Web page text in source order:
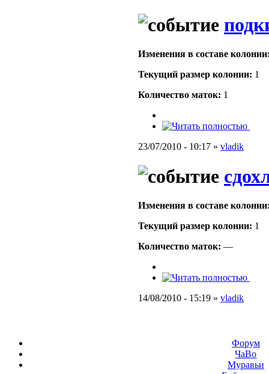
Изменения в составе
Текущий размер кoлонии: 1
Количество маток: 1
23/07/2010 - 10:17 » vladik
Изменения в составе
Текущий размер кoлонии: 1
Количество маток: —
14/08/2010 - 15:19 » vladik
Форум
ЧаВо
Муравьи